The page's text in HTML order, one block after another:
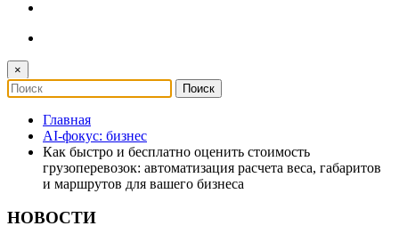
×
Главная
AI-фокус: бизнес
Как быстро и бесплатно оценить стоимость
грузоперевозок: автоматизация расчета веса, габаритов
и маршрутов для вашего бизнеса
НОВОСТИ